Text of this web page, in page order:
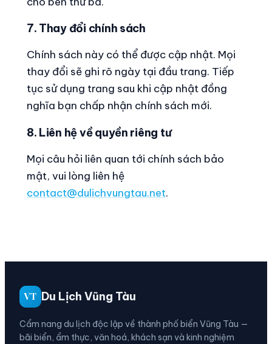
7. Thay đổi chính sách
Chính sách này có thể được cập nhật. Mọi
thay đổi sẽ ghi rõ ngày tại đầu trang. Tiếp
tục sử dụng trang sau khi cập nhật đồng
nghĩa bạn chấp nhận chính sách mới.
8. Liên hệ về quyền riêng tư
Mọi câu hỏi liên quan tới chính sách bảo
mật, vui lòng liên hệ
contact@dulichvungtau.net.
VT Du Lịch Vũng Tàu
Cẩm nang du lịch độc lập về thành phố biển Vũng Tàu —
bãi biển, ẩm thực, văn hoá, khách sạn và kinh nghiệm